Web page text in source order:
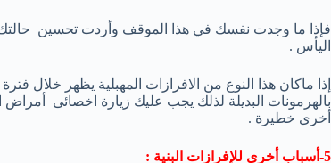
فإذا ما وجدت نفسك في هذا الموقف وأردت تحسين
اليأس .
إذا ماكان هذا النوع من الافرازات المهبلية يظهر خلال
بالهرمونات البديلة لذلك يجب عليك زيارة اخصائى
أخرى خطيرة .
5-أسباب أخرى للإفرازات البنية :